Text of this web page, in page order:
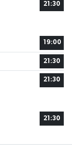
21:30
19:00
21:30
21:30
21:30